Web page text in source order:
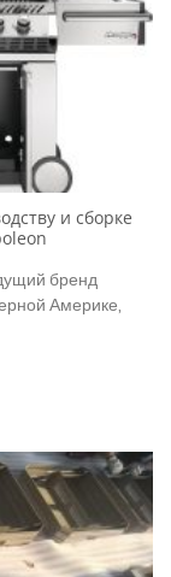
и сборке
бренд
Америке,